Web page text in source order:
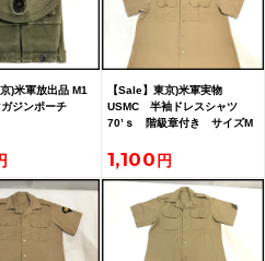
)米軍放出品 M1
ジンポーチ
【Sale】東京)米軍実物
USMC 半袖ドレスシャツ
70’ｓ 階級章付き サイズM
1,100